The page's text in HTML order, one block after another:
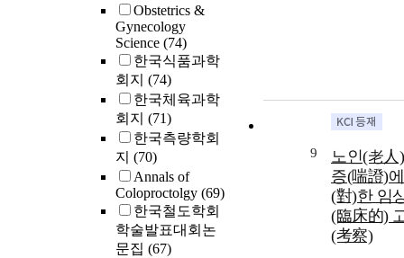
Obstetrics &
Gynecology
Science (74)
한국식품과학
회지 (74)
한국체육과학
회지 (71)
한국측량학회
지 (70)
Annals of
Coloproctolgy (69)
한국철도학회
학술발표대회논
문집 (67)
9
노인(老人
증(喘證)
(對)한 임
(臨床的)
(考察)